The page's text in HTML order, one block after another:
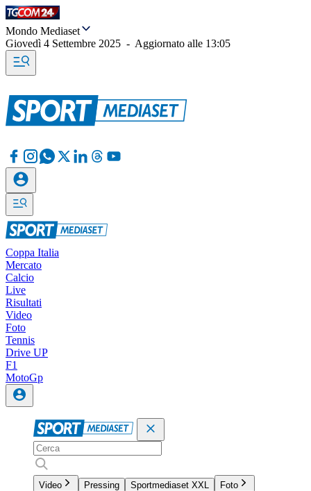
Mondo Mediaset
Giovedì 4 Settembre 2025 - Aggiornato alle 13:05
Coppa Italia
Mercato
Calcio
Live
Risultati
Video
Foto
Tennis
Drive UP
F1
MotoGp
Video Pressing Sportmediaset XXL
Foto